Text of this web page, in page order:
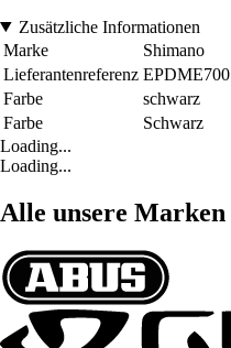
Zusätzliche Informationen
Marke
Shimano
Lieferantenreferenz EPDME700
Farbe
schwarz
Farbe
Schwarz
Loading...
Loading...
Alle unsere Marken